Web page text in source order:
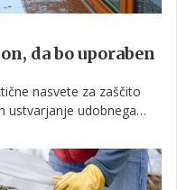
da bo uporaben
nasvete za zaščito
ustvarjanje udobnega